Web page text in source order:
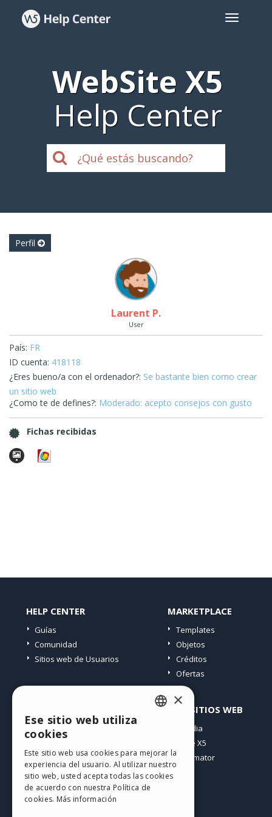
WebSite X5
Help Center
Perfil
Laurent P.
User
País: FR
ID cuenta: 418118
¿Eres bueno/a con el ordenador?: Se bastante bien como crear
un sitio web
¿Como te de defines?: Moderado: acepto consejos con gusto
Fichas recibidas
HELP CENTER
Guías
Comunidad
Sitios web de Usuarios
MARKETPLACE
Templates
Objetos
Créditos
Ofertas
Mis post
Mis download
Espacio Web
Mis Créditos
OTROS SITIOS WEB
Incomedia
WebSite X5
WebAnimator
GERMAN
SPANISH
×
Ese sitio web utiliza
cookies
Este sitio web usa cookies para mejorar la
experiencia del usuario. Al utilizar nuestro
sitio web, usted acepta todas las cookies
de acuerdo con nuestra Política de
cookies. Más información